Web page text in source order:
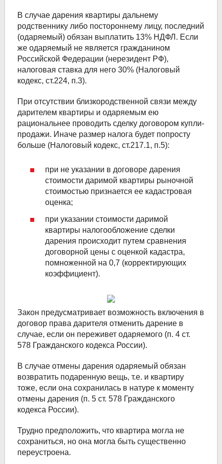
В случае дарения квартиры дальнему
родственнику либо постороннему лицу, последний
(одаряемый) обязан выплатить 13% НДФЛ. Если
же одаряемый не является гражданином
Российской Федерации (нерезидент РФ),
налоговая ставка для него 30% (Налоговый
кодекс, ст.224, п.3).
При отсутствии близкородственной связи между
дарителем квартиры и одаряемым ею
рациональнее проводить сделку договором купли-
продажи. Иначе размер налога будет попросту
больше (Налоговый кодекс, ст.217.1, п.5):
при не указании в договоре дарения
стоимости даримой квартиры рыночной
стоимостью признается ее кадастровая
оценка;
при указании стоимости даримой
квартиры налогообложение сделки
дарения происходит путем сравнения
договорной цены с оценкой кадастра,
помноженной на 0,7 (корректирующих
коэффициент).
Закон предусматривает возможность включения в
договор права дарителя отменить дарение в
случае, если он переживет одаряемого (п. 4 ст.
578 Гражданского кодекса России).
В случае отмены дарения одаряемый обязан
возвратить подаренную вещь, т.е. и квартиру
тоже, если она сохранилась в натуре к моменту
отмены дарения (п. 5 ст. 578 Гражданского
кодекса России).
Трудно предположить, что квартира могла не
сохраниться, но она могла быть существенно
переустроена.